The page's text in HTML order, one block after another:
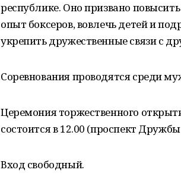
республике. Оно призвано
опыт боксеров, вовлечь детей и
укрепить дружественные связи с
Соревнования проводятся среди
Церемония торжественного
состоится в 12.00 (проспект
Вход свободный.